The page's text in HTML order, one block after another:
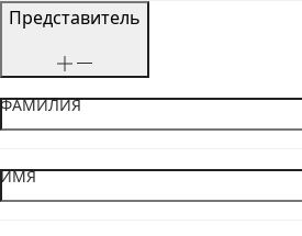
Представитель
ФАМИЛИЯ
ИМЯ